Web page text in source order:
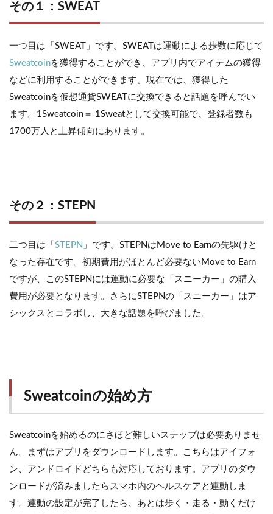
その１：SWEAT
一つ目は「SWEAT」です。SWEATは運動による歩数に応じて
Sweatcoinを獲得することができ、アプリ内でアイテムの獲得
などに利用することができます。現在では、獲得した
Sweatcoinを仮想通貨SWEATに交換できると話題を呼んでい
ます。1Sweatcoin＝ 1Sweatとして交換可能で、登録者数も
1700万人と上昇傾向にあります。
その２：STEPN
二つ目は「 STEPN 」です。STEPNはMove to Earnの先駆けと
なった存在です。初期費用がほとんど必要ないMove to Earn
ですが、このSTEPNには運動に必要な「スニーカー」の購入
費用が必要となります。さらにSTEPNの「スニーカー」はア
シックスとコラボし、大きな話題を呼びました。
Sweatcoinの始め方
Sweatcoinを始めるのにさほど難しいステップは必要ありませ
ん。まずはアプリをダウンロードします。こちらはアイフォ
ン、アンドロイドどちらも対応しております。アプリのダウ
ンロードが済みましたらスマホ内のヘルスケアと連動しま
す。連動の設定が完了したら、あとは歩く・走る・動くだけ